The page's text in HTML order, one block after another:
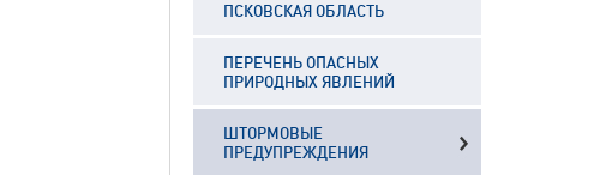
ПСКОВСКАЯ ОБЛАСТЬ
ПЕРЕЧЕНЬ ОПАСНЫХ
ПРИРОДНЫХ ЯВЛЕНИЙ
ШТОРМОВЫЕ
ПРЕДУПРЕЖДЕНИЯ